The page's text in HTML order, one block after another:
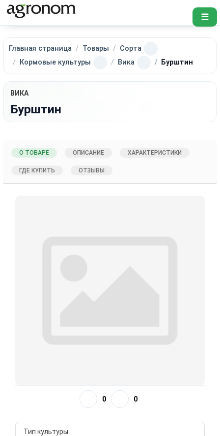
☰
Главная страница Товары
Сорта
Кормовые культуры
Вика Бурштин
ВИКА
Бурштин
О ТОВАРЕ ОПИСАНИЕ ХАРАКТЕРИСТИКИ
ГДЕ КУПИТЬ ОТЗЫВЫ
0 0
Тип культуры